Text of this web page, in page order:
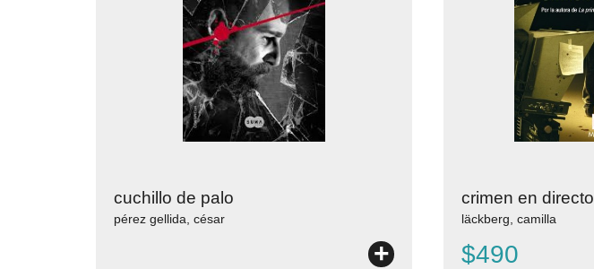
cuchillo de palo
pérez gellida, césar
+
crimen en directo
läckberg, camilla
$490